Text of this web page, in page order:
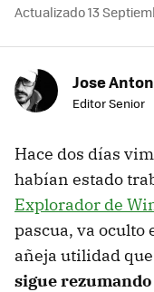
Actualizado 13
Jose
Editor Senior
Hace dos días
habían estado
Explorador de
pascua, va oculto
añeja utilidad que
sigue